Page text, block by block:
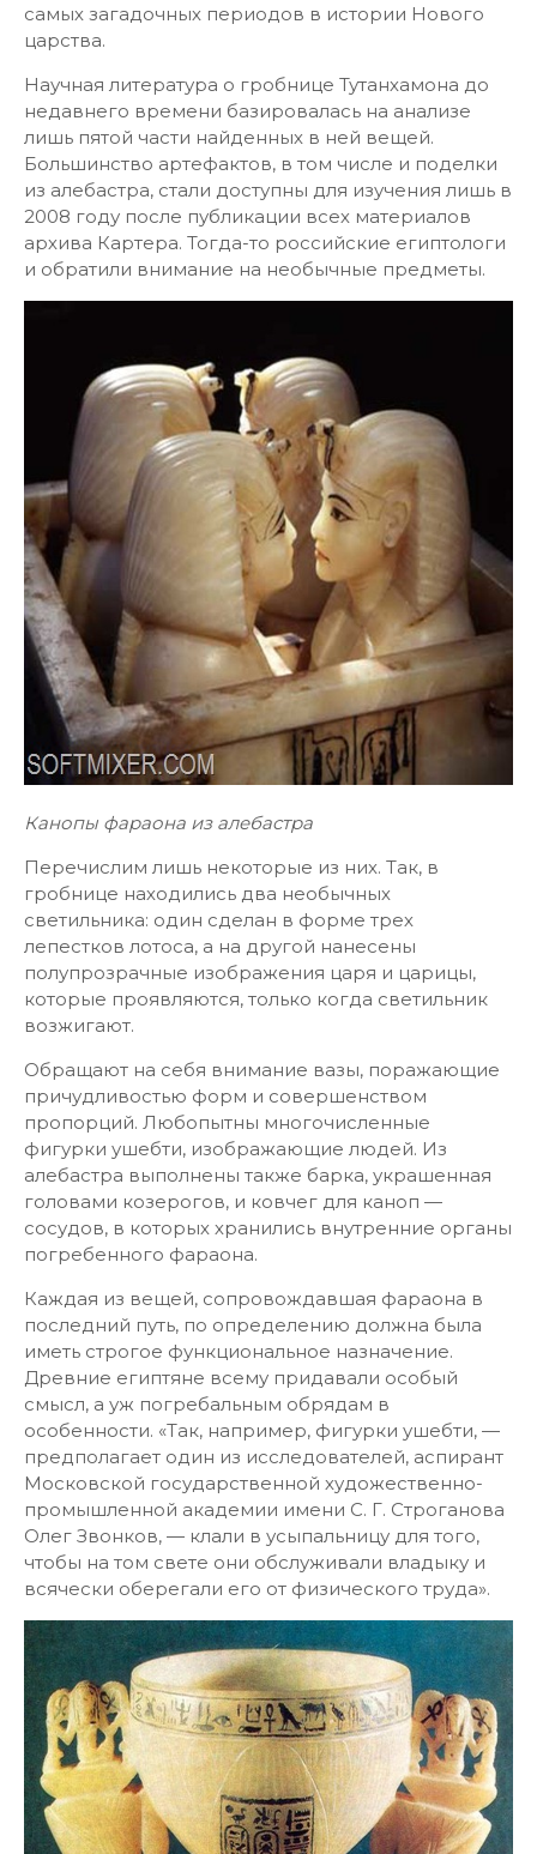
самых загадочных периодов в истории Нового
царства.
Научная литература о гробнице Тутанхамона до
недавнего времени базировалась на анализе
лишь пятой части найденных в ней вещей.
Большинство артефактов, в том числе и поделки
из алебастра, стали доступны для изучения лишь в
2008 году после публикации всех материалов
архива Картера. Тогда-то российские египтологи
и обратили внимание на необычные предметы.
Канопы фараона из алебастра
Перечислим лишь некоторые из них. Так, в
гробнице находились два необычных
светильника: один сделан в форме трех
лепестков лотоса, а на другой нанесены
полупрозрачные изображения царя и царицы,
которые проявляются, только когда светильник
возжигают.
Обращают на себя внимание вазы, поражающие
причудливостью форм и совершенством
пропорций. Любопытны многочисленные
фигурки ушебти, изображающие людей. Из
алебастра выполнены также барка, украшенная
головами козерогов, и ковчег для каноп —
сосудов, в которых хранились внутренние органы
погребенного фараона.
Каждая из вещей, сопровождавшая фараона в
последний путь, по определению должна была
иметь строгое функциональное назначение.
Древние египтяне всему придавали особый
смысл, а уж погребальным обрядам в
особенности. «Так, например, фигурки ушебти, —
предполагает один из исследователей, аспирант
Московской государственной художественно-
промышленной академии имени С. Г. Строганова
Олег Звонков, — клали в усыпальницу для того,
чтобы на том свете они обслуживали владыку и
всячески оберегали его от физического труда».